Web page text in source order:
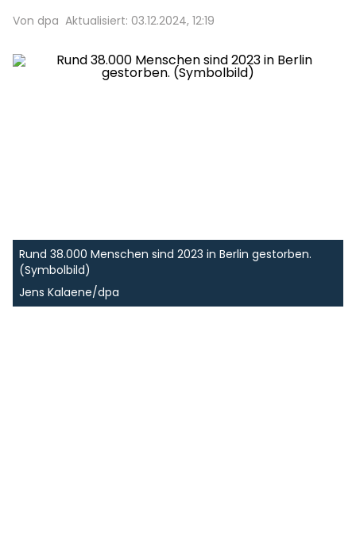
Von dpa Aktualisiert: 03.12.2024, 12:19
Rund 38.000 Menschen sind 2023 in Berlin gestorben.
(Symbolbild)
Jens Kalaene/dpa